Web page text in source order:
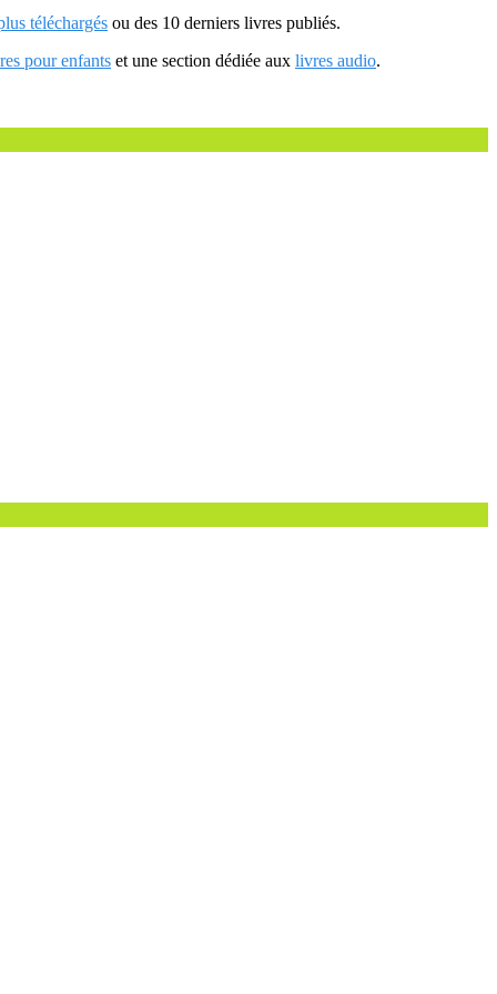
téléchargés ou des 10 derniers livres publiés.
pour enfants et une section dédiée aux livres audio.